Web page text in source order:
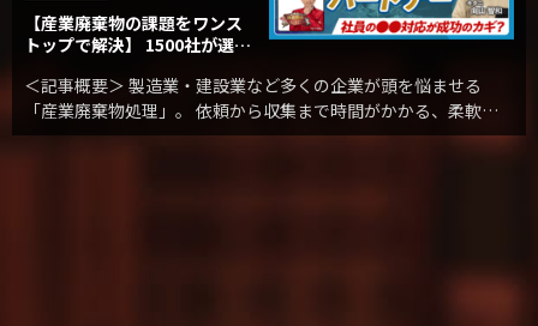
【産業廃棄物の課題をワンス
トップで解決】 1500社が選ぶ
＜記事概要＞ 製造業・建設業など多くの企業が頭を悩ませる
「産業廃棄物処理」。 依頼から収集まで時間がかかる、柔軟に
対応してもらえない、 そして適正な処理が行われているのか——